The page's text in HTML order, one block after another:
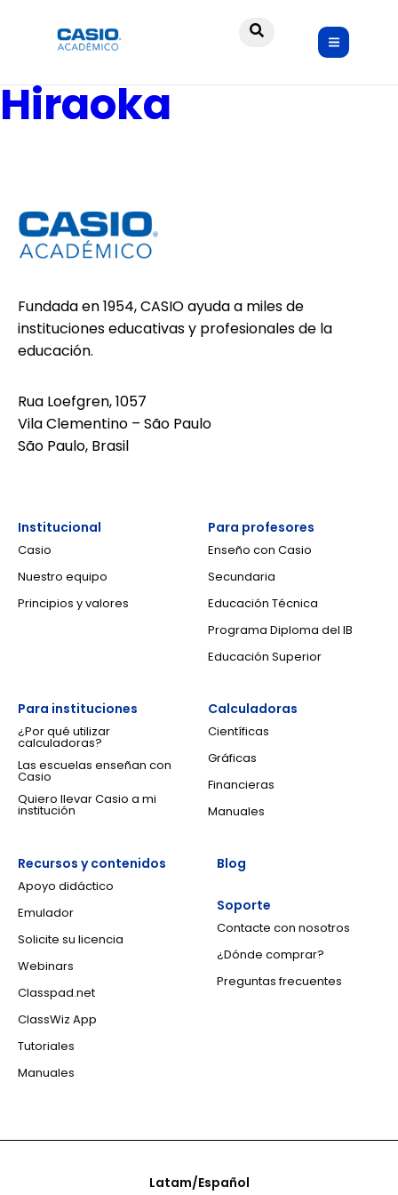
PT Market
Hiraoka
Fundada en 1954, CASIO ayuda a miles de
instituciones educativas y profesionales de la
educación.
Rua Loefgren, 1057
Vila Clementino – São Paulo
São Paulo, Brasil
Institucional
Casio
Nuestro equipo
Principios y valores
Para profesores
Enseño con Casio
Secundaria
Educación Técnica
Programa Diploma del IB
Educación Superior
Para instituciones
¿Por qué utilizar
calculadoras?
Las escuelas enseñan con
Casio
Quiero llevar Casio a mi
institución
Calculadoras
Científicas
Gráficas
Financieras
Manuales
Recursos y contenidos
Apoyo didáctico
Emulador
Solicite su licencia
Webinars
Classpad.net
ClassWiz App
Tutoriales
Manuales
Blog
Soporte
Contacte con nosotros
¿Dónde comprar?
Preguntas frecuentes
Latam/Español